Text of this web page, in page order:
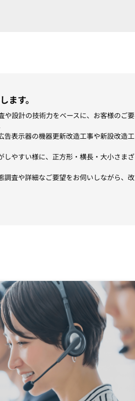
ます。
設計の技術力をベースに、お客様のご要
表示器の機器更新改造工事や新設改造工
やすい様に、正方形・横長・大小さまざ
調査や詳細なご要望をお伺いしながら、改